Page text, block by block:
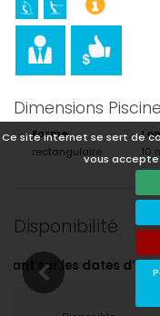
Ce site internet se sert de
vous
Dimensions Piscine
Forme:
rectangulaire
10
Disponibilité
!